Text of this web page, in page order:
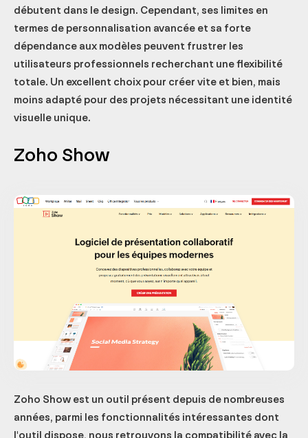
débutent dans le design. Cependant, ses limites en
termes de personnalisation avancée et sa forte
dépendance aux modèles peuvent frustrer les
utilisateurs professionnels recherchant une flexibilité
totale. Un excellent choix pour créer vite et bien, mais
moins adapté pour des projets nécessitant une identité
visuelle unique.
Zoho Show
Zoho Show est un outil présent depuis de nombreuses
années, parmi les fonctionnalités intéressantes dont
l'outil dispose, nous retrouvons la compatibilité avec la